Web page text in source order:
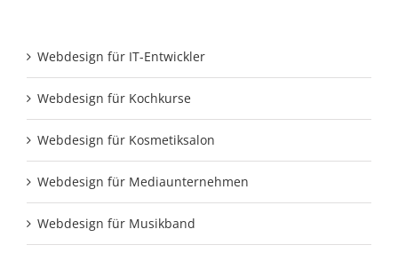
Webdesign für IT-Entwickler
Webdesign für Kochkurse
Webdesign für Kosmetiksalon
Webdesign für Mediaunternehmen
Webdesign für Musikband